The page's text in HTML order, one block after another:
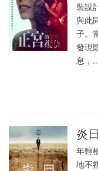
裝設
與此
子。
發現
息，
炎日
年輕
地不